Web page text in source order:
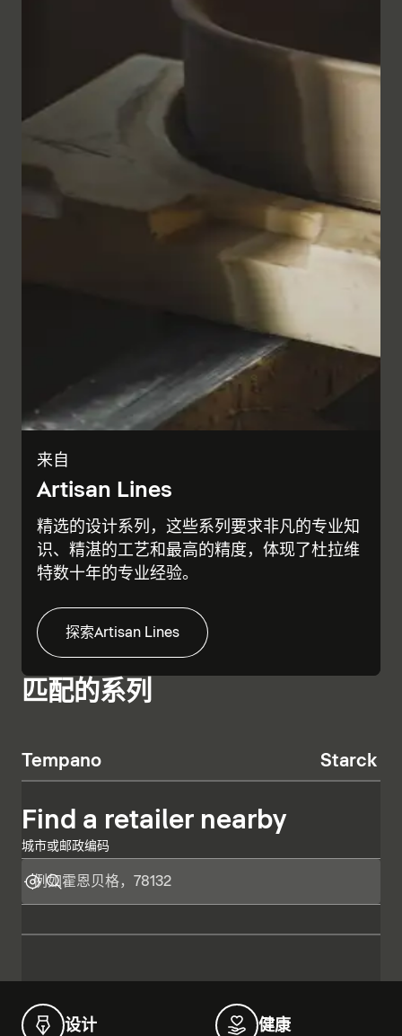
来自
Artisan Lines
精选的设计系列，这些系列要求非凡的专业知
识、精湛的工艺和最高的精度，体现了杜拉维
特数十年的专业经验。
探索Artisan Lines
匹配的系列
Tempano Starck T
Find a retailer nearby
城市或邮政编码
设计 健康